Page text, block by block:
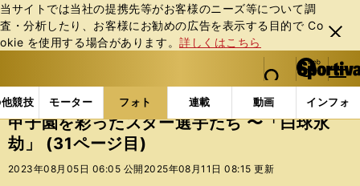
当サイトでは当社の提携先等がお客様のニーズ等について調
査・分析したり、お客様にお勧めの広告を表⽰する⽬的で Co
okie を使⽤する場合があります。詳しくはこちら
閉じ
る
web Sportiva (webスポルティーバ)
検索
マイペ
ー
ジ
メニュ
競技 モーター フォト 連載 動画 インフォ
b
ス
ポ
ル
フォトギャラリー コラムフォト 甲子園を彩ったス
甲子園を彩ったスター選手たち 〜「白球永
劫」 (31ページ目)
2023年08月05日 06:05 公開 2025年08月11日 08:15 更新